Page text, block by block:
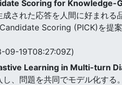
Scoring for Knowledge-
された応答を人間に好まれ
Scoring (PICK)を提
09-19T08:27:09Z)
Learning in Multi-turn
、問題を共同でモデル化す